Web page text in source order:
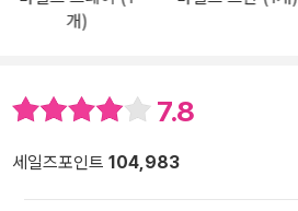
개)
7.8
세일즈포인트 104,983